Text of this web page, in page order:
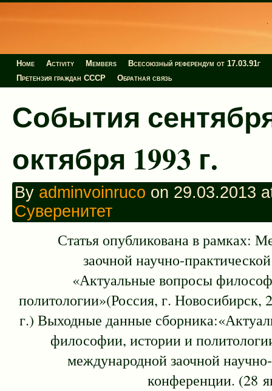
Home Activity Members Всесоюзный референдум от 17.03.91г
Претензия граждан СССР
Обратная связь
События
октября 1993 г.
By adminvoinruco on 29.03.2013
Суверенитет
Статья опубликована в рамках:
заочной научно-
«Актуальные вопросы
политологии»(Россия, г. Новосибирск,
г.) Выходные данные
философии, истории и
международной заочной
конференции. (28